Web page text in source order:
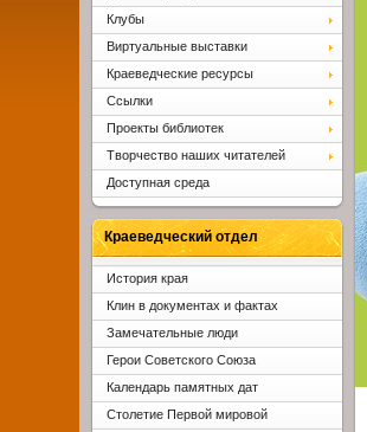
Клубы
Виртуальные выставки
Краеведческие ресурсы
Ссылки
Проекты библиотек
Творчество наших читателей
Доступная среда
Краеведческий отдел
История края
Клин в документах и фактах
Замечательные люди
Герои Советского Союза
Календарь памятных дат
Столетие Первой мировой